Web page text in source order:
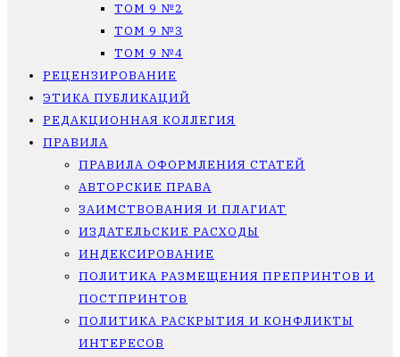
ТОМ 9 №2
ТОМ 9 №3
ТОМ 9 №4
РЕЦЕНЗИРОВАНИЕ
ЭТИКА ПУБЛИКАЦИЙ
РЕДАКЦИОННАЯ КОЛЛЕГИЯ
ПРАВИЛА
ПРАВИЛА ОФОРМЛЕНИЯ СТАТЕЙ
АВТОРСКИЕ ПРАВА
ЗАИМСТВОВАНИЯ И ПЛАГИАТ
ИЗДАТЕЛЬСКИЕ РАСХОДЫ
ИНДЕКСИРОВАНИЕ
ПОЛИТИКА РАЗМЕЩЕНИЯ ПРЕПРИНТОВ И
ПОСТПРИНТОВ
ПОЛИТИКА РАСКРЫТИЯ И КОНФЛИКТЫ
ИНТЕРЕСОВ